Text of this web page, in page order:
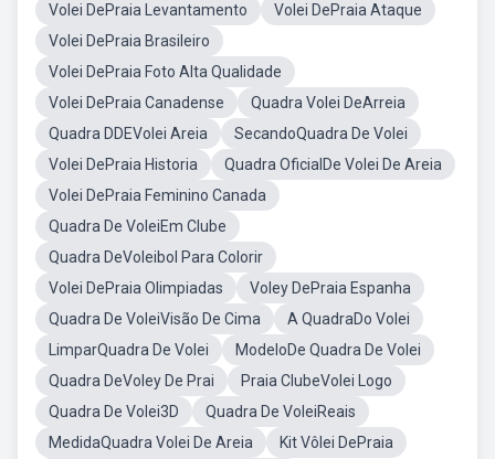
Volei DePraia Levantamento
Volei DePraia Ataque
Volei DePraia Brasileiro
Volei DePraia Foto Alta Qualidade
Volei DePraia Canadense
Quadra Volei DeArreia
Quadra DDEVolei Areia
SecandoQuadra De Volei
Volei DePraia Historia
Quadra OficialDe Volei De Areia
Volei DePraia Feminino Canada
Quadra De VoleiEm Clube
Quadra DeVoleibol Para Colorir
Volei DePraia Olimpiadas
Voley DePraia Espanha
Quadra De VoleiVisão De Cima
A QuadraDo Volei
LimparQuadra De Volei
ModeloDe Quadra De Volei
Quadra DeVoley De Prai
Praia ClubeVolei Logo
Quadra De Volei3D
Quadra De VoleiReais
MedidaQuadra Volei De Areia
Kit Vôlei DePraia